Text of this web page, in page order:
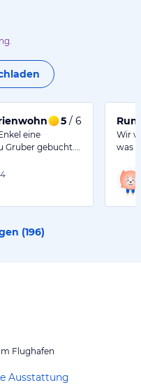
mit netten
5 / 6
eine
gebucht.…
Wir
was
(196)
Flughafen
Ausstattung